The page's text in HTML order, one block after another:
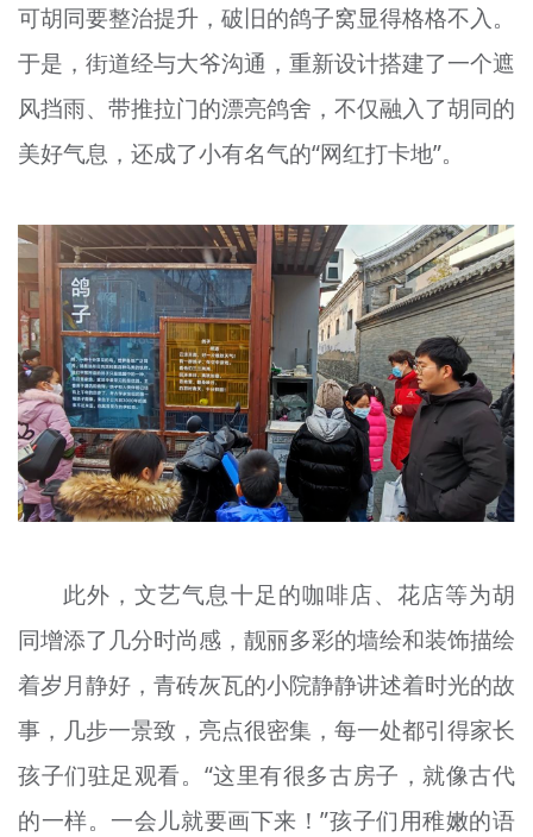
可胡同要整治提升，破旧的鸽子窝显得格格不入。
于是，街道经与大爷沟通，重新设计搭建了一个遮
风挡雨、带推拉门的漂亮鸽舍，不仅融入了胡同的
美好气息，还成了小有名气的“网红打卡地”。
此外，文艺气息十足的咖啡店、花店等为胡
同增添了几分时尚感，靓丽多彩的墙绘和装饰描绘
着岁月静好，青砖灰瓦的小院静静讲述着时光的故
事，几步一景致，亮点很密集，每一处都引得家长
孩子们驻足观看。“这里有很多古房子，就像古代
的一样。一会儿就要画下来！”孩子们用稚嫩的语